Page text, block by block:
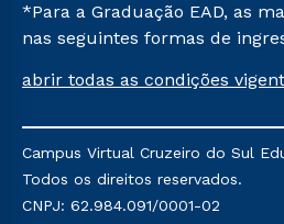
*Para a Graduação EAD, as
nas seguintes formas de
Já para as demais, a taxa de
mencionadas são referentes
Religioso, Geografia para a
do Ensino de História:
abrir todas as condições
Campus Virtual Cruzeiro do Sul
Todos os direitos reservados.
CNPJ: 62.984.091/0001-02